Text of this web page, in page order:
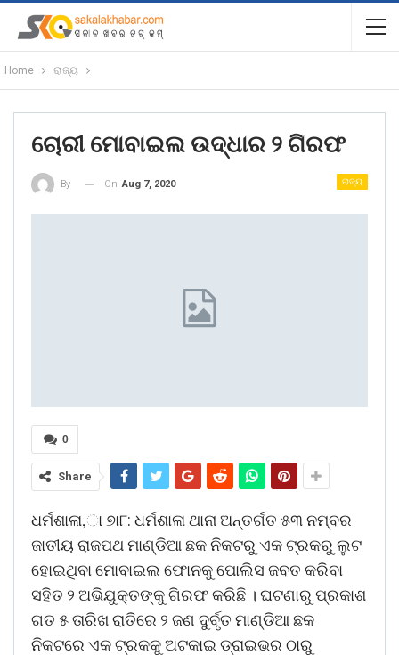
Home ରାଜ୍ୟ
ଚୋରୀ ମୋବାଇଲ ଉଦ୍ଧାର ୨ ଗିରଫ
ରାଜ୍ୟ
By On Aug 7, 2020
0
Share
ଧର୍ମଶାଳା,ା ୭ା୮: ଧର୍ମଶାଳା ଥାନା ଅନ୍ତର୍ଗତ ୫୩ ନମ୍ବର
ଜାତୀୟ ରାଜପଥ ମାଣ୍ଡିଆ ଛକ ନିକଟରୁ ଏକ ଟ୍ରକରୁ ଲୁଟ
ହୋଇଥିବା ମୋବାଇଲ ଫୋନକୁ ପୋଲିସ ଜବତ କରିବା
ସହିତ ୨ ଅଭିଯୁକ୍ତଙ୍କୁ ଗିରଫ କରିଛି । ଘଟଣାରୁ ପ୍ରକାଶ
ଗତ ୫ ତାରିଖ ରାତିରେ ୨ ଜଣ ଦୁର୍ବୃତ ମାଣ୍ଡିଆ ଛକ
ନିକଟରେ ଏକ ଟ୍ରକକୁ ଅଟକାଇ ଡ୍ରାଇଭର ଠାରୁ